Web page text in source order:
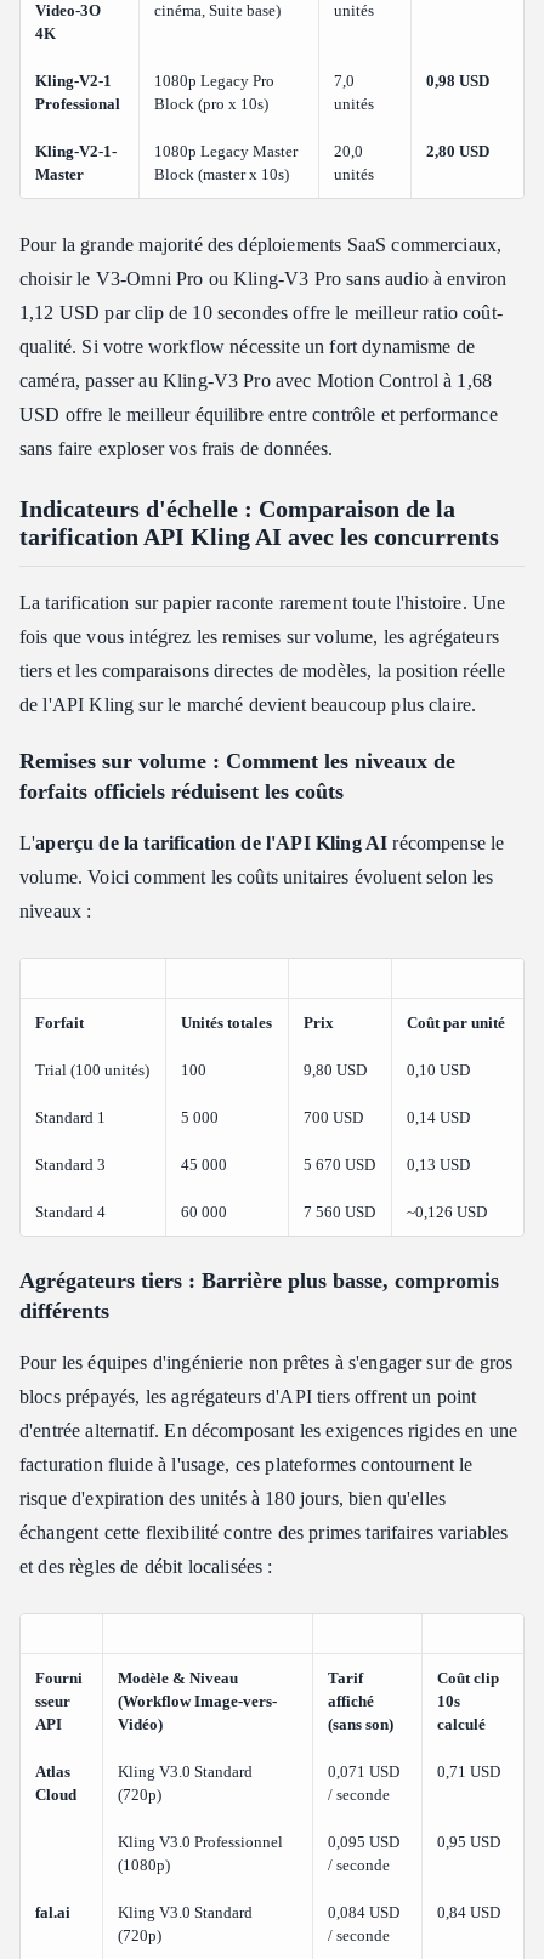
Video-3O
4K
cinéma, Suite base)
unités
Kling-V2-1
Professional
1080p Legacy Pro
Block (pro x 10s)
7,0
unités
0,98 USD
Kling-V2-1-
Master
1080p Legacy Master
Block (master x 10s)
20,0
unités
2,80 USD
Pour la grande majorité des déploiements SaaS commerciaux,
choisir le V3-Omni Pro ou Kling-V3 Pro sans audio à environ
1,12 USD par clip de 10 secondes offre le meilleur ratio coût-
qualité. Si votre workflow nécessite un fort dynamisme de
caméra, passer au Kling-V3 Pro avec Motion Control à 1,68
USD offre le meilleur équilibre entre contrôle et performance
sans faire exploser vos frais de données.
Indicateurs d'échelle : Comparaison de la
tarification API Kling AI avec les concurrents
La tarification sur papier raconte rarement toute l'histoire. Une
fois que vous intégrez les remises sur volume, les agrégateurs
tiers et les comparaisons directes de modèles, la position réelle
de l'API Kling sur le marché devient beaucoup plus claire.
Remises sur volume : Comment les niveaux de
forfaits officiels réduisent les coûts
L'aperçu de la tarification de l'API Kling AI récompense le
volume. Voici comment les coûts unitaires évoluent selon les
niveaux :
Forfait Unités totales Prix Coût par unité
Trial (100 unités) 100 9,80 USD 0,10 USD
Standard 1 5 000 700 USD 0,14 USD
Standard 3 45 000 5 670 USD 0,13 USD
Standard 4 60 000 7 560 USD ~0,126 USD
Agrégateurs tiers : Barrière plus basse, compromis
différents
Pour les équipes d'ingénierie non prêtes à s'engager sur de gros
blocs prépayés, les agrégateurs d'API tiers offrent un point
d'entrée alternatif. En décomposant les exigences rigides en une
facturation fluide à l'usage, ces plateformes contournent le
risque d'expiration des unités à 180 jours, bien qu'elles
échangent cette flexibilité contre des primes tarifaires variables
et des règles de débit localisées :
Fourni
sseur
API
Modèle & Niveau
(Workflow Image-vers-
Vidéo)
Tarif
affiché
(sans son)
Coût clip
10s
calculé
Atlas
Cloud
Kling V3.0 Standard
(720p)
0,071 USD
/ seconde
0,71 USD
Kling V3.0 Professionnel
(1080p)
0,095 USD
/ seconde
0,95 USD
fal.ai
Kling V3.0 Standard
(720p)
0,084 USD
/ seconde
0,84 USD